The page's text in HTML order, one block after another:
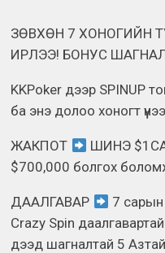
ЗӨВХӨН 7 ХОНОГИЙН
ИРЛЭЭ! БОНУС ШАГНАЛ
KKPoker дээр SPINUP
ба энэ долоо хоногт
ЖАКПОТ
ШИНЭ
$700,000 болгох
ДААЛГАВАР
7
Crazy Spin
дээд шагналтай 5